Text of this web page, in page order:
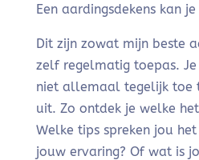
Een aardingsdekens kan je
Dit zijn zowat mijn beste
zelf regelmatig toepas.
niet allemaal tegelijk toe
uit. Zo ontdek je welke
Welke tips spreken jou
jouw ervaring? Of wat is